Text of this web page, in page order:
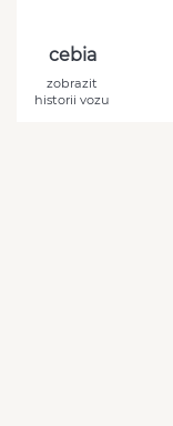
cebia
zobrazit
historii vozu